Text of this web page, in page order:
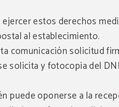
estos derechos
al establecimiento.
comunicación solicitud
solicita y fotocopia del
puede oponerse a la